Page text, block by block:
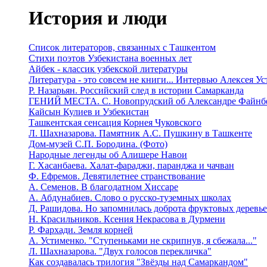
История и люди
Список литераторов, связанных с Ташкентом
Стихи поэтов Узбекистана военных лет
Айбек - классик узбекской литературы
Литература - это совсем не книги... Интервью Алексея
Р. Назарьян. Российский след в истории Самарканда
ГЕНИЙ МЕСТА. C. Новопрудский об Александре
Кайсын Кулиев и Узбекистан
Ташкентская сенсация Корнея Чуковского
Л. Шахназарова. Памятник А.С. Пушкину в Ташкенте
Дом-музей С.П. Бородина. (Фото)
Народные легенды об Алишере Навои
Г. Хасанбаева. Халат-фараджи, паранджа и чачван
Ф. Ефремов. Девятилетнее странствование
А. Семенов. В благодатном Хиссаре
А. Абдунабиев. Слово о русско-туземных школах
Д. Рашидова. Но запомнилась доброта фруктовых
Н. Красильников. Ксения Некрасова в Дурмени
Р. Фархади. Земля корней
А. Устименко. "Ступеньками не скрипнув, я сбежала..."
Л. Шахназарова. "Двух голосов перекличка"
Как создавалась трилогия "Звёзды над Самаркандом"